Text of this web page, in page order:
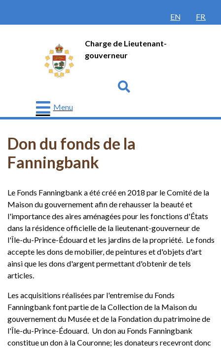
ENGLISH
Go
Charge de Lieutenant-
gouverneur
Menu
Protocole
Honneurs
et
récompenses
Nouvelles
Don du fonds de la
Fanningbank
Le Fonds Fanningbank a été créé en 2018 par le Comité de la
Maison du gouvernement afin de rehausser la beauté et
l'importance des aires aménagées pour les fonctions d'États
dans la résidence officielle de la lieutenant-gouverneur de
l'Île-du-Prince-Édouard et les jardins de la propriété. Le fonds
accepte les dons de mobilier, de peintures et d'objets d'art
ainsi que les dons d'argent permettant d'obtenir de tels
articles.
Les acquisitions réalisées par l'entremise du Fonds
Fanningbank font partie de la Collection de la Maison du
gouvernement du Musée et de la Fondation du patrimoine de
l'Île-du-Prince-Édouard. Un don au Fonds Fanningbank
constitue un don à la Couronne; les donateurs recevront donc